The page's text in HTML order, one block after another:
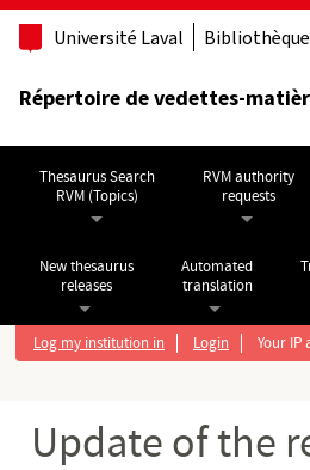
Université Laval Bibliothèque
Répertoire de vedettes-
Thesaurus Search
RVM (Topics)
RVM authority
requests
New thesaurus
releases
Automated
translation
Log my institution in Login
Your IP
Update of the